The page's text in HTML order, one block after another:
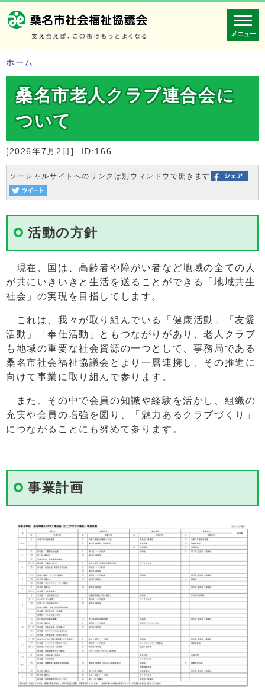
メニュー
ホーム
桑名市老人クラブ連合会に
ついて
[2026年7月2日] ID:166
ソーシャルサイトへのリンクは別ウィンドウで開きます
活動の方針
現在、国は、高齢者や障がい者など地域の全ての人
が共にいきいきと生活を送ることができる「地域共生
社会」の実現を目指してします。
これは、我々が取り組んでいる「健康活動」「友愛
活動」「奉仕活動」ともつながりがあり、老人クラブ
も地域の重要な社会資源の一つとして、事務局である
桑名市社会福祉協議会とより一層連携し、その推進に
向けて事業に取り組んで参ります。
また、その中で会員の知識や経験を活かし、組織の
充実や会員の増強を図り、「魅力あるクラブづくり」
につながることにも努めて参ります。
事業計画